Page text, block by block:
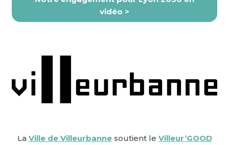
vidéo >
La Ville de Villeurbanne soutient le Villeur’GOOD